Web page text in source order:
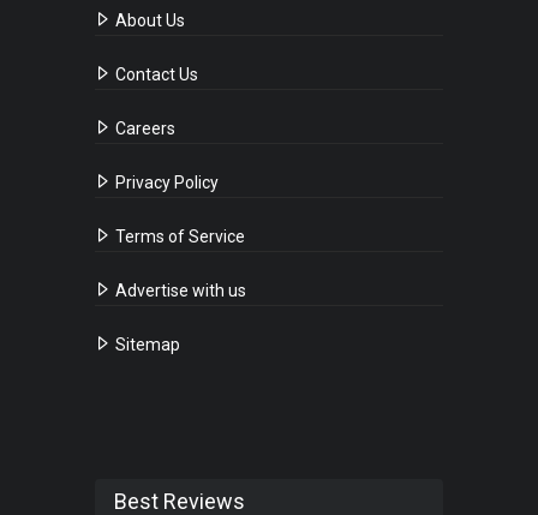
About Us
Contact Us
Careers
Privacy Policy
Terms of Service
Advertise with us
Sitemap
Best Reviews